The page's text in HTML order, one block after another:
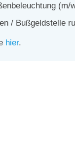
(m/
/ Bußgeldstelle
hier.